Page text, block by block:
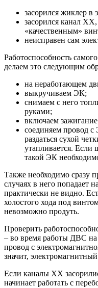
засорился жиклер в
засорился канал
«качественным»
неисправен сам
Работоспособность
делаем это следующим
на неработающем
выкручиваем ЭК;
снимаем с него
руками;
включаем
соединяем провод
раздаться сухой
утапливается. Если
такой ЭК
Также необходимо сразу
случаях в него попадает
практически не видно.
холостого хода под
невозможно продуть.
Проверить
– во время работы ДВС на
провод с
значит,
Если каналы ХХ
начинает работать с